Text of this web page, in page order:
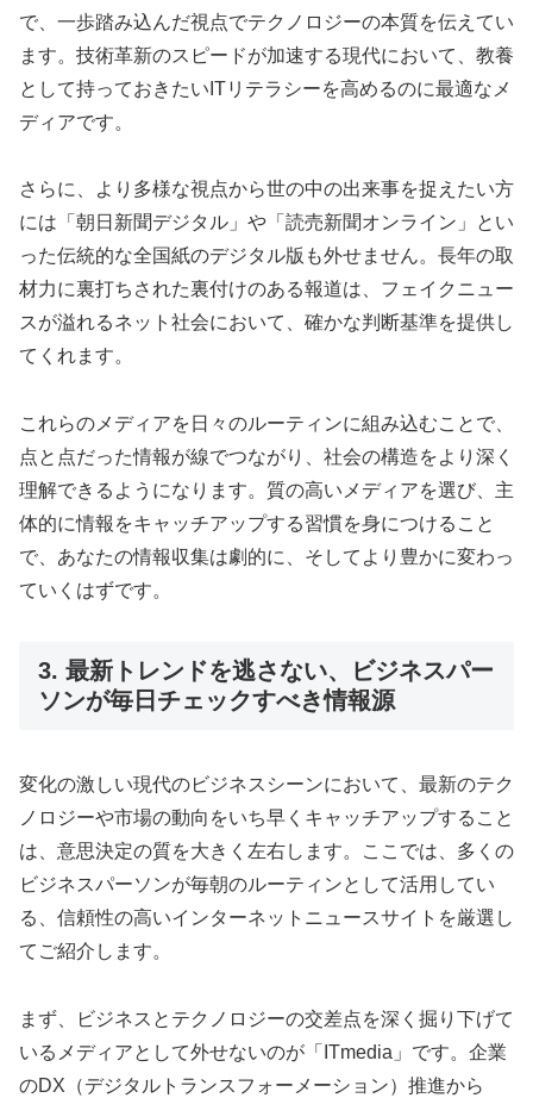
で、一歩踏み込んだ視点でテクノロジーの本質を伝えてい
ます。技術革新のスピードが加速する現代において、教養
として持っておきたいITリテラシーを高めるのに最適なメ
ディアです。
さらに、より多様な視点から世の中の出来事を捉えたい方
には「朝日新聞デジタル」や「読売新聞オンライン」とい
った伝統的な全国紙のデジタル版も外せません。長年の取
材力に裏打ちされた裏付けのある報道は、フェイクニュー
スが溢れるネット社会において、確かな判断基準を提供し
てくれます。
これらのメディアを日々のルーティンに組み込むことで、
点と点だった情報が線でつながり、社会の構造をより深く
理解できるようになります。質の高いメディアを選び、主
体的に情報をキャッチアップする習慣を身につけること
で、あなたの情報収集は劇的に、そしてより豊かに変わっ
ていくはずです。
3. 最新トレンドを逃さない、ビジネスパー
ソンが毎日チェックすべき情報源
変化の激しい現代のビジネスシーンにおいて、最新のテク
ノロジーや市場の動向をいち早くキャッチアップすること
は、意思決定の質を大きく左右します。ここでは、多くの
ビジネスパーソンが毎朝のルーティンとして活用してい
る、信頼性の高いインターネットニュースサイトを厳選し
てご紹介します。
まず、ビジネスとテクノロジーの交差点を深く掘り下げて
いるメディアとして外せないのが「ITmedia」です。企業
のDX（デジタルトランスフォーメーション）推進から